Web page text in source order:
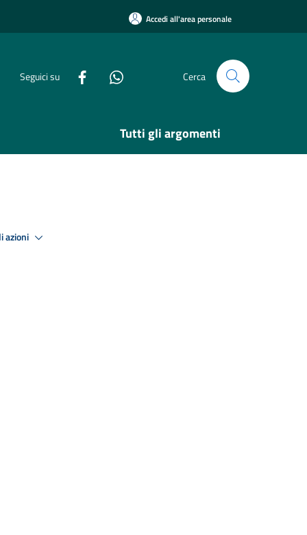
Accedi all'area personale
Seguici su Cerca
Tutti gli argomenti
azioni